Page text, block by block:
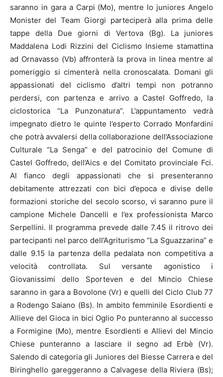
saranno in gara a Carpi (Mo), mentre lo juniores Angelo
Monister del Team Giorgi parteciperà alla prima delle
tappe della Due giorni di Vertova (Bg). La juniores
Maddalena Lodi Rizzini del Ciclismo Insieme stamattina
ad Ornavasso (Vb) affronterà la prova in linea mentre al
pomeriggio si cimenterà nella cronoscalata. Domani gli
appassionati del ciclismo d’altri tempi non potranno
perdersi, con partenza e arrivo a Castel Goffredo, la
ciclostorica “La Punzonatura”. L’appuntamento vedrà
impegnato dietro le quinte l’esperto Corrado Monfardini
che potrà avvalersi della collaborazione dell’Associazione
Culturale “La Senga” e del patrocinio del Comune di
Castel Goffredo, dell’Aics e del Comitato provinciale Fci.
Al fianco degli appassionati che si presenteranno
debitamente attrezzati con bici d’epoca e divise delle
formazioni storiche del secolo scorso, vi saranno pure il
campione Michele Dancelli e l’ex professionista Marco
Serpellini. Il programma prevede dalle 7.45 il ritrovo dei
partecipanti nel parco dell’Agriturismo “La Sguazzarina” e
dalle 9.15 la partenza della pedalata non competitiva a
velocità controllata. Sul versante agonistico i
Giovanissimi dello Sporteven e del Mincio Chiese
saranno in gara a Bovolone (Vr) e quelli del Ciclo Club 77
a Rodengo Saiano (Bs). In ambito femminile Esordienti e
Allieve del Gioca in bici Oglio Po punteranno al successo
a Formigine (Mo), mentre Esordienti e Allievi del Mincio
Chiese punteranno a lasciare il segno ad Erbè (Vr).
Salendo di categoria gli Juniores del Biesse Carrera e del
Biringhello gareggeranno a Calvagese della Riviera (Bs);